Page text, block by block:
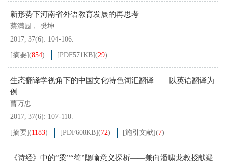
新形势下河南省外语教育发展的再思考
蔡满园， 樊坤
2017, 37(6): 104-106.
[摘要](854) [PDF571KB](29)
生态翻译学视角下的中国文化特色词汇翻译——以英语翻译为
例
曹万忠
2017, 37(6): 107-110.
[摘要](1183) [PDF608KB](72) [施引文献](7)
《诗经》中的“梁”“笱”隐喻意义探析——兼向潘啸龙教授献疑